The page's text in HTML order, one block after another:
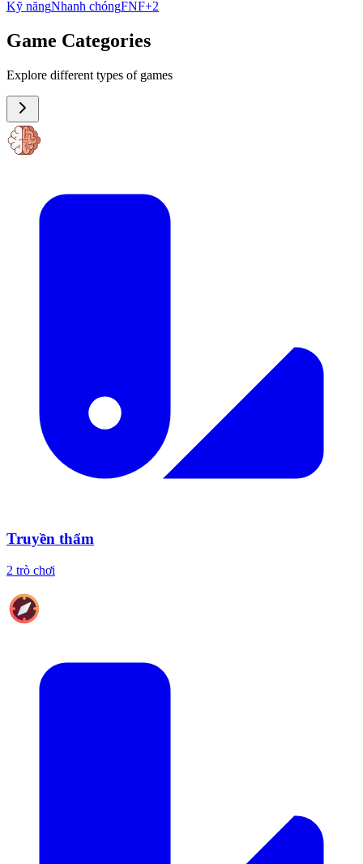
Kỹ năngNhanh chóngFNF+2
Game Categories
Explore different types of games
Truyền thẩm
2 trò chơi